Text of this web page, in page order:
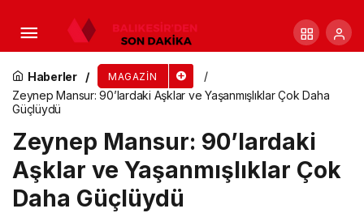
Haberler MAGAZIN
Zeynep Mansur: 90’lardaki Aşklar ve Yaşanmışlıklar Çok Daha
Güçlüydü
Zeynep Mansur: 90’lardaki
Aşklar ve Yaşanmışlıklar Çok
Daha Güçlüydü
Anıl Doruk: Harbiye Açıkhava’da konser vermek